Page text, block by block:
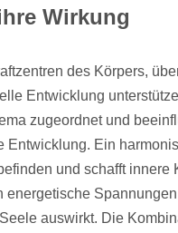
Wirkung
des Körpers,
Entwicklung
zugeordnet und
Entwicklung. Ein
und schafft innere
energetische
auswirkt. Die